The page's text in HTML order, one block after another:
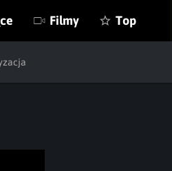
Filmy Top